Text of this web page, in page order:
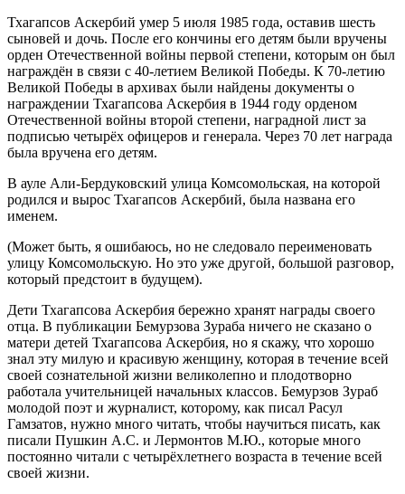
Тхагапсов Аскербий умер 5 июля 1985 года, оставив шесть
сыновей и дочь. После его кончины его детям были вручены
орден Отечественной войны первой степени, которым он был
награждён в связи с 40-летием Великой Победы. К 70-летию
Великой Победы в архивах были найдены документы о
награждении Тхагапсова Аскербия в 1944 году орденом
Отечественной войны второй степени, наградной лист за
подписью четырёх офицеров и генерала. Через 70 лет награда
была вручена его детям.
В ауле Али-Бердуковский улица Комсомольская, на которой
родился и вырос Тхагапсов Аскербий, была названа его
именем.
(Может быть, я ошибаюсь, но не следовало переименовать
улицу Комсомольскую. Но это уже другой, большой разговор,
который предстоит в будущем).
Дети Тхагапсова Аскербия бережно хранят награды своего
отца. В публикации Бемурзова Зураба ничего не сказано о
матери детей Тхагапсова Аскербия, но я скажу, что хорошо
знал эту милую и красивую женщину, которая в течение всей
своей сознательной жизни великолепно и плодотворно
работала учительницей начальных классов. Бемурзов Зураб
молодой поэт и журналист, которому, как писал Расул
Гамзатов, нужно много читать, чтобы научиться писать, как
писали Пушкин А.С. и Лермонтов М.Ю., которые много
постоянно читали с четырёхлетнего возраста в течение всей
своей жизни.